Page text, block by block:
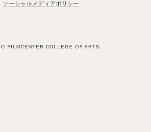
ソーシャルメディアポリシー
FILMCENTER COLLEGE OF ARTS.